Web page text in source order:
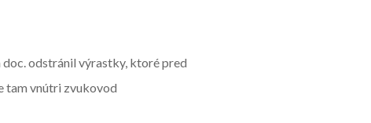
doc. odstránil výrastky, ktoré pred
tam vnútri zvukovod